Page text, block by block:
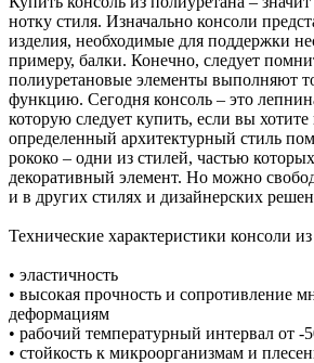
нотку стиля. Изначально консоли
изделия, необходимые для поддержки
примеру, балки. Конечно, следует
полиуретановые элементы выполняют
функцию. Сегодня консоль – это
которую следует купить, если вы хотите
определенный архитектурный стиль
рококо – одни из стилей, частью которых
декоративный элемент. Но можно
и в других стилях и дизайнерских
Технические характеристики консоли
• эластичность
• высокая прочность и сопротивление
деформациям
• рабочий температурный интервал от -
• стойкость к микроорганизмам и